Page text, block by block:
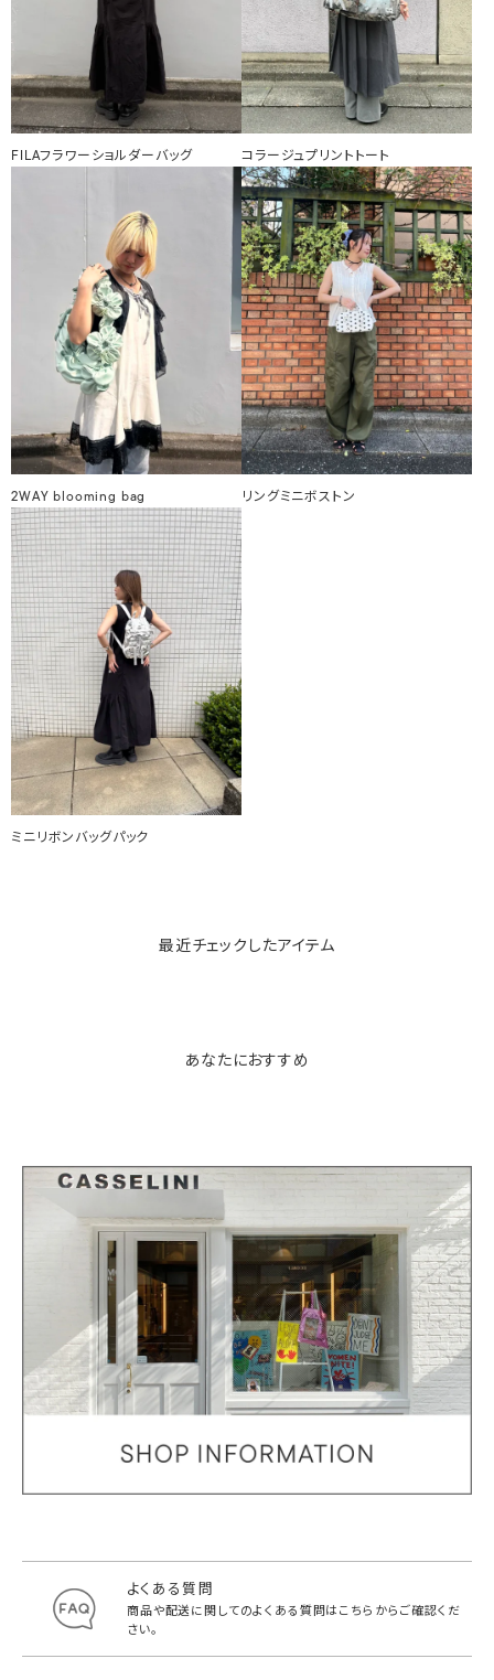
FILAフラワーショルダーバッグ コラージュプリントトート
2WAY blooming bag リングミニボストン
ミニリボンバッグパック
最近チェックしたアイテム
あなたにおすすめ
よくある質問
商品や配送に関してのよくある質問はこちらからご確認くだ
さい。